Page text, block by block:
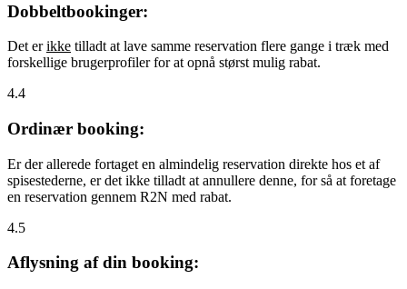
Dobbeltbookinger:
Det erikke tilladt at lave samme reservation flere gange i træk med
forskellige brugerprofiler for at opnå størst mulig rabat.
4.4
Ordinær booking:
Er der allerede fortaget en almindelig reservation direkte hos et af
spisestederne, er det ikke tilladt at annullere denne, for så at foretage
en reservation gennem R2N med rabat.
4.5
Aflysning af din booking: